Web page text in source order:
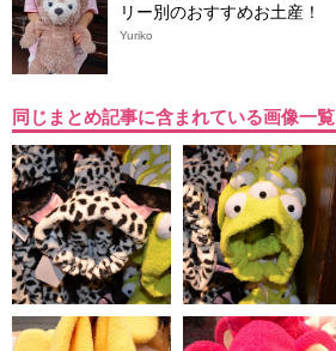
リー別のおすすめお土産！
Yuriko
同じまとめ記事に含まれている画像一覧